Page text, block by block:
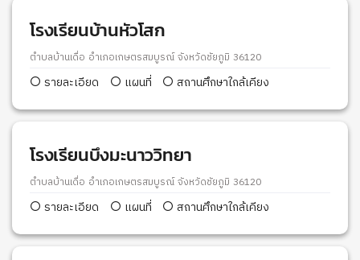
โรงเรียนบ้านหัวโสก
ตำบลบ้านเดื่อ อำเภอเกษตรสมบูรณ์ จังหวัดชัยภูมิ 36120
รายละเอียด แผนที่ สถานศึกษาใกล้เคียง
โรงเรียนบึงมะนาววิทยา
ตำบลบ้านเดื่อ อำเภอเกษตรสมบูรณ์ จังหวัดชัยภูมิ 36120
รายละเอียด แผนที่ สถานศึกษาใกล้เคียง